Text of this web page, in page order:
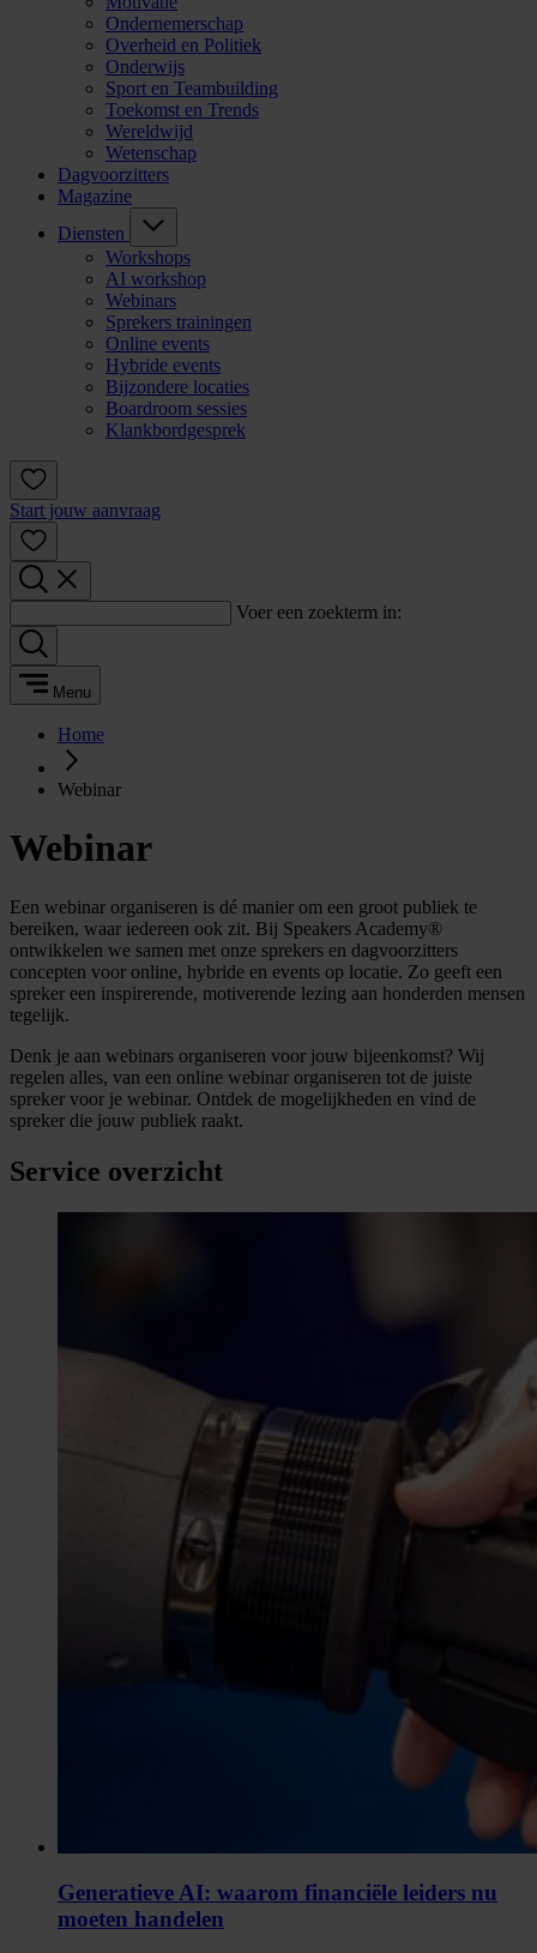
Ondernemerschap
Overheid en Politiek
Onderwijs
Sport en Teambuilding
Toekomst en Trends
Wereldwijd
Wetenschap
Dagvoorzitters
Magazine
Diensten
Workshops
AI workshop
Webinars
Sprekers trainingen
Online events
Hybride events
Bijzondere locaties
Boardroom sessies
Klankbordgesprek
Start jouw aanvraag
Voer een zoekterm in:
Menu
Home
Webinar
Webinar
Een webinar organiseren is dé manier om een groot publiek te
bereiken, waar iedereen ook zit. Bij Speakers Academy®
ontwikkelen we samen met onze sprekers en dagvoorzitters
concepten voor online, hybride en events op locatie. Zo geeft een
spreker een inspirerende, motiverende lezing aan honderden mensen
tegelijk.
Denk je aan webinars organiseren voor jouw bijeenkomst? Wij
regelen alles, van een online webinar organiseren tot de juiste
spreker voor je webinar. Ontdek de mogelijkheden en vind de
spreker die jouw publiek raakt.
Service overzicht
Generatieve AI: waarom financiële leiders nu
moeten handelen